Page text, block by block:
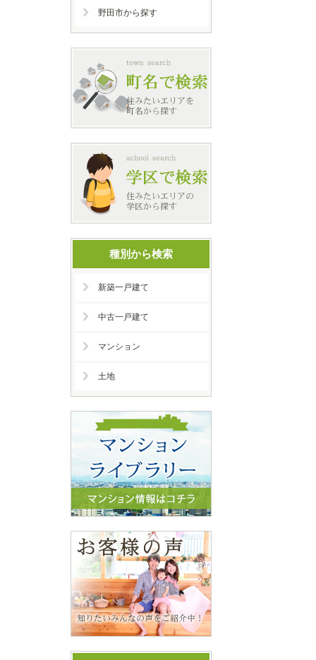
野田市から探す
種別から検索
新築一戸建て
中古一戸建て
マンション
土地